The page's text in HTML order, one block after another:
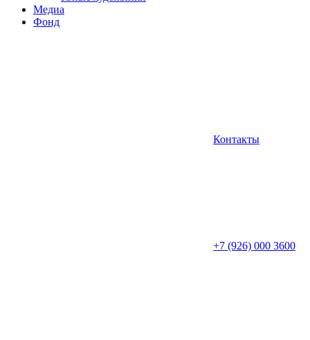
Медиа
Фонд
Контакты
+7 (926) 000 3600